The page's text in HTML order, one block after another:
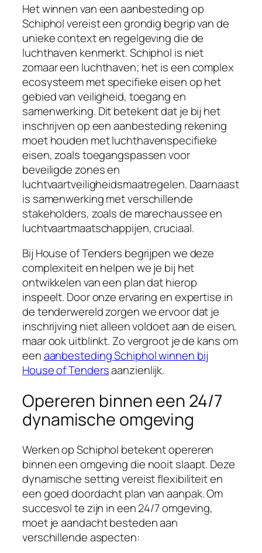
Het winnen van een aanbesteding op
Schiphol vereist een grondig begrip van de
unieke context en regelgeving die de
luchthaven kenmerkt. Schiphol is niet
zomaar een luchthaven; het is een complex
ecosysteem met specifieke eisen op het
gebied van veiligheid, toegang en
samenwerking. Dit betekent dat je bij het
inschrijven op een aanbesteding rekening
moet houden met luchthavenspecifieke
eisen, zoals toegangspassen voor
beveiligde zones en
luchtvaartveiligheidsmaatregelen. Daarnaast
is samenwerking met verschillende
stakeholders, zoals de marechaussee en
luchtvaartmaatschappijen, cruciaal.
Bij House of Tenders begrijpen we deze
complexiteit en helpen we je bij het
ontwikkelen van een plan dat hierop
inspeelt. Door onze ervaring en expertise in
de tenderwereld zorgen we ervoor dat je
inschrijving niet alleen voldoet aan de eisen,
maar ook uitblinkt. Zo vergroot je de kans om
eenaanbesteding Schiphol winnen bij
House of Tendersaanzienlijk.
Opereren binnen een 24/7
dynamische omgeving
Werken op Schiphol betekent opereren
binnen een omgeving die nooit slaapt. Deze
dynamische setting vereist flexibiliteit en
een goed doordacht plan van aanpak. Om
succesvol te zijn in een 24/7 omgeving,
moet je aandacht besteden aan
verschillende aspecten: